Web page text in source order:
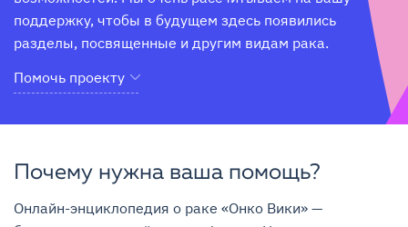
поддержку, чтобы в будущем здесь появились
разделы, посвященные и другим видам рака.
Помочь проекту
Почему нужна ваша помощь?
Онлайн-энциклопедия о раке «Онко Вики» —